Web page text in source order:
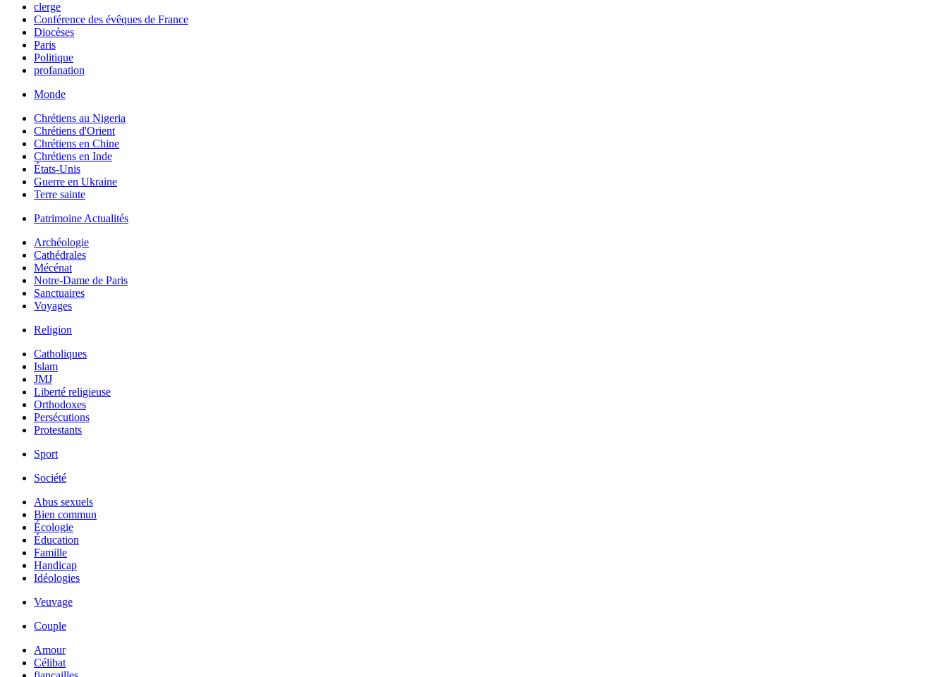
clerge
Conférence des évêques de France
Diocèses
Paris
Politique
profanation
Monde
Chrétiens au Nigeria
Chrétiens d'Orient
Chrétiens en Chine
Chrétiens en Inde
États-Unis
Guerre en Ukraine
Terre sainte
Patrimoine Actualités
Archéologie
Cathédrales
Mécénat
Notre-Dame de Paris
Sanctuaires
Voyages
Religion
Catholiques
Islam
JMJ
Liberté religieuse
Orthodoxes
Persécutions
Protestants
Sport
Société
Abus sexuels
Bien commun
Écologie
Éducation
Famille
Handicap
Idéologies
Veuvage
Couple
Amour
Célibat